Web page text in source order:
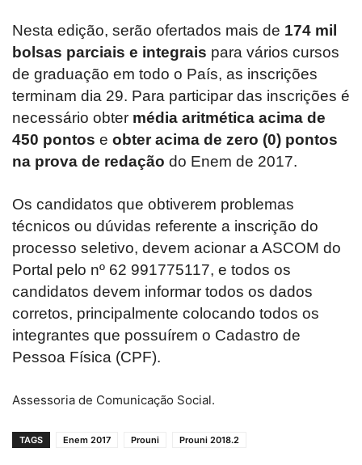
Nesta edição, serão ofertados mais de 174 mil
bolsas parciais e integrais para vários cursos
de graduação em todo o País, as inscrições
terminam dia 29. Para participar das inscrições é
necessário obter média aritmética acima de
450 pontos e obter acima de zero (0) pontos
na prova de redação do Enem de 2017.
Os candidatos que obtiverem problemas
técnicos ou dúvidas referente a inscrição do
processo seletivo, devem acionar a ASCOM do
Portal pelo nº 62 991775117, e todos os
candidatos devem informar todos os dados
corretos, principalmente colocando todos os
integrantes que possuírem o Cadastro de
Pessoa Física (CPF).
Assessoria de Comunicação Social.
TAGS Enem 2017 Prouni Prouni 2018.2